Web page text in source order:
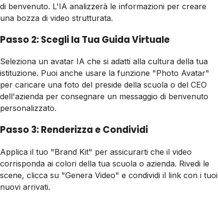
di benvenuto. L'IA analizzerà le informazioni per creare
una bozza di video strutturata.
Passo 2: Scegli la Tua Guida Virtuale
Seleziona un avatar IA che si adatti alla cultura della tua
istituzione. Puoi anche usare la funzione "Photo Avatar"
per caricare una foto del preside della scuola o del CEO
dell'azienda per consegnare un messaggio di benvenuto
personalizzato.
Passo 3: Renderizza e Condividi
Applica il tuo "Brand Kit" per assicurarti che il video
corrisponda ai colori della tua scuola o azienda. Rivedi le
scene, clicca su "Genera Video" e condividi il link con i tuoi
nuovi arrivati.